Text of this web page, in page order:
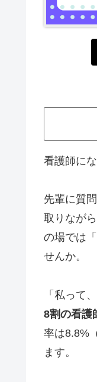
看護師に
先輩に質
取りなが
の場では
せんか。
「私って
8割の看護
率は8.8%
ます。